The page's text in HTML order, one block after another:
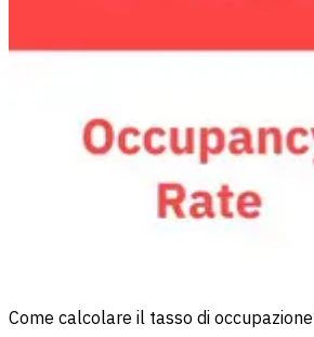
Come calcolare il tasso di